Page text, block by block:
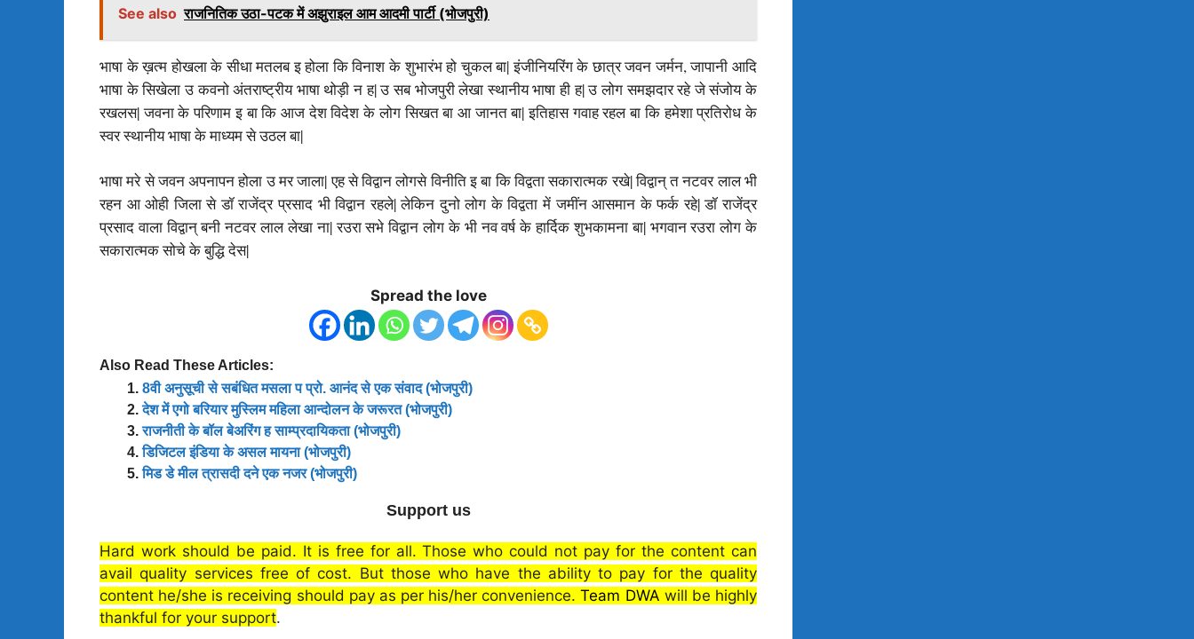
See also राजनितिक उठा-पटक में अझुराइल आम आदमी पार्टी (भोजपुरी)
भाषा के ख़त्म होखला के सीधा मतलब इ होला कि विनाश के शुभारंभ हो चुकल बा| इंजीनियरिंग के छात्र जवन जर्मन, जापानी आदि
भाषा के सिखेला उ कवनो अंतराष्ट्रीय भाषा थोड़ी न ह| उ सब भोजपुरी लेखा स्थानीय भाषा ही ह| उ लोग समझदार रहे जे संजोय के
रखलस| जवना के परिणाम इ बा कि आज देश विदेश के लोग सिखत बा आ जानत बा| इतिहास गवाह रहल बा कि हमेशा प्रतिरोध के
स्वर स्थानीय भाषा के माध्यम से उठल बा|
भाषा मरे से जवन अपनापन होला उ मर जाला| एह से विद्वान लोगसे विनीति इ बा कि विद्वता सकारात्मक रखे| विद्वान् त नटवर लाल भी
रहन आ ओही जिला से डॉ राजेंद्र प्रसाद भी विद्वान रहले| लेकिन दुनो लोग के विद्वता में जमींन आसमान के फर्क रहे| डॉ राजेंद्र
प्रसाद वाला विद्वान् बनी नटवर लाल लेखा ना| रउरा सभे विद्वान लोग के भी नव वर्ष के हार्दिक शुभकामना बा| भगवान रउरा लोग के
सकारात्मक सोचे के बुद्धि देस|
Spread the love
Also Read These Articles:
8वी अनुसूची से सबंधित मसला प प्रो. आनंद से एक संवाद (भोजपुरी)
देश में एगो बरियार मुस्लिम महिला आन्दोलन के जरूरत (भोजपुरी)
राजनीती के बॉल बेअरिंग ह साम्प्रदायिकता (भोजपुरी)
डिजिटल इंडिया के असल मायना (भोजपुरी)
मिड डे मील त्रासदी दने एक नजर (भोजपुरी)
Support us
Hard work should be paid. It is free for all. Those who could not pay for the content can
avail quality services free of cost. But those who have the ability to pay for the quality
content he/she is receiving should pay as per his/her convenience.Team DWA will be highly
thankful for your support.